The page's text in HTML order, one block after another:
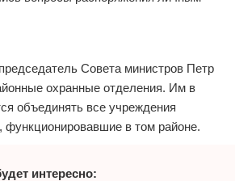
Совета министров Петр
охранные отделения. Им в
объединять все учреждения
функционировавшие в том районе.
интересно: